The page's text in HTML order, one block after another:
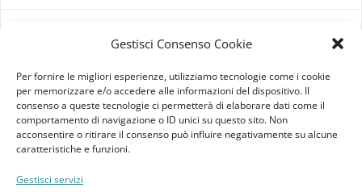
Gestisci Consenso Cookie
Per fornire le migliori esperienze, utilizziamo tecnologie come i cookie
per memorizzare e/o accedere alle informazioni del dispositivo. Il
consenso a queste tecnologie ci permetterà di elaborare dati come il
comportamento di navigazione o ID unici su questo sito. Non
acconsentire o ritirare il consenso può influire negativamente su alcune
caratteristiche e funzioni.
Gestisci servizi
Indirizzi
Metodi di pagamento
Dettagli account